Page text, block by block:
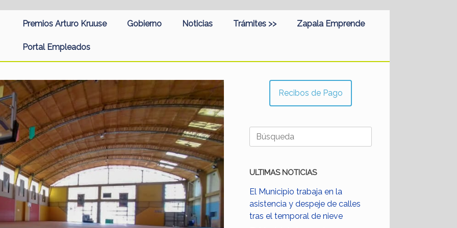
Premios Arturo Kruuse Gobierno Noticias Trámites >> Zapala Emprende
Portal Empleados
Recibos de Pago
Buscar:
ULTIMAS NOTICIAS
El Municipio trabaja en la
asistencia y despeje de calles
tras el temporal de nieve